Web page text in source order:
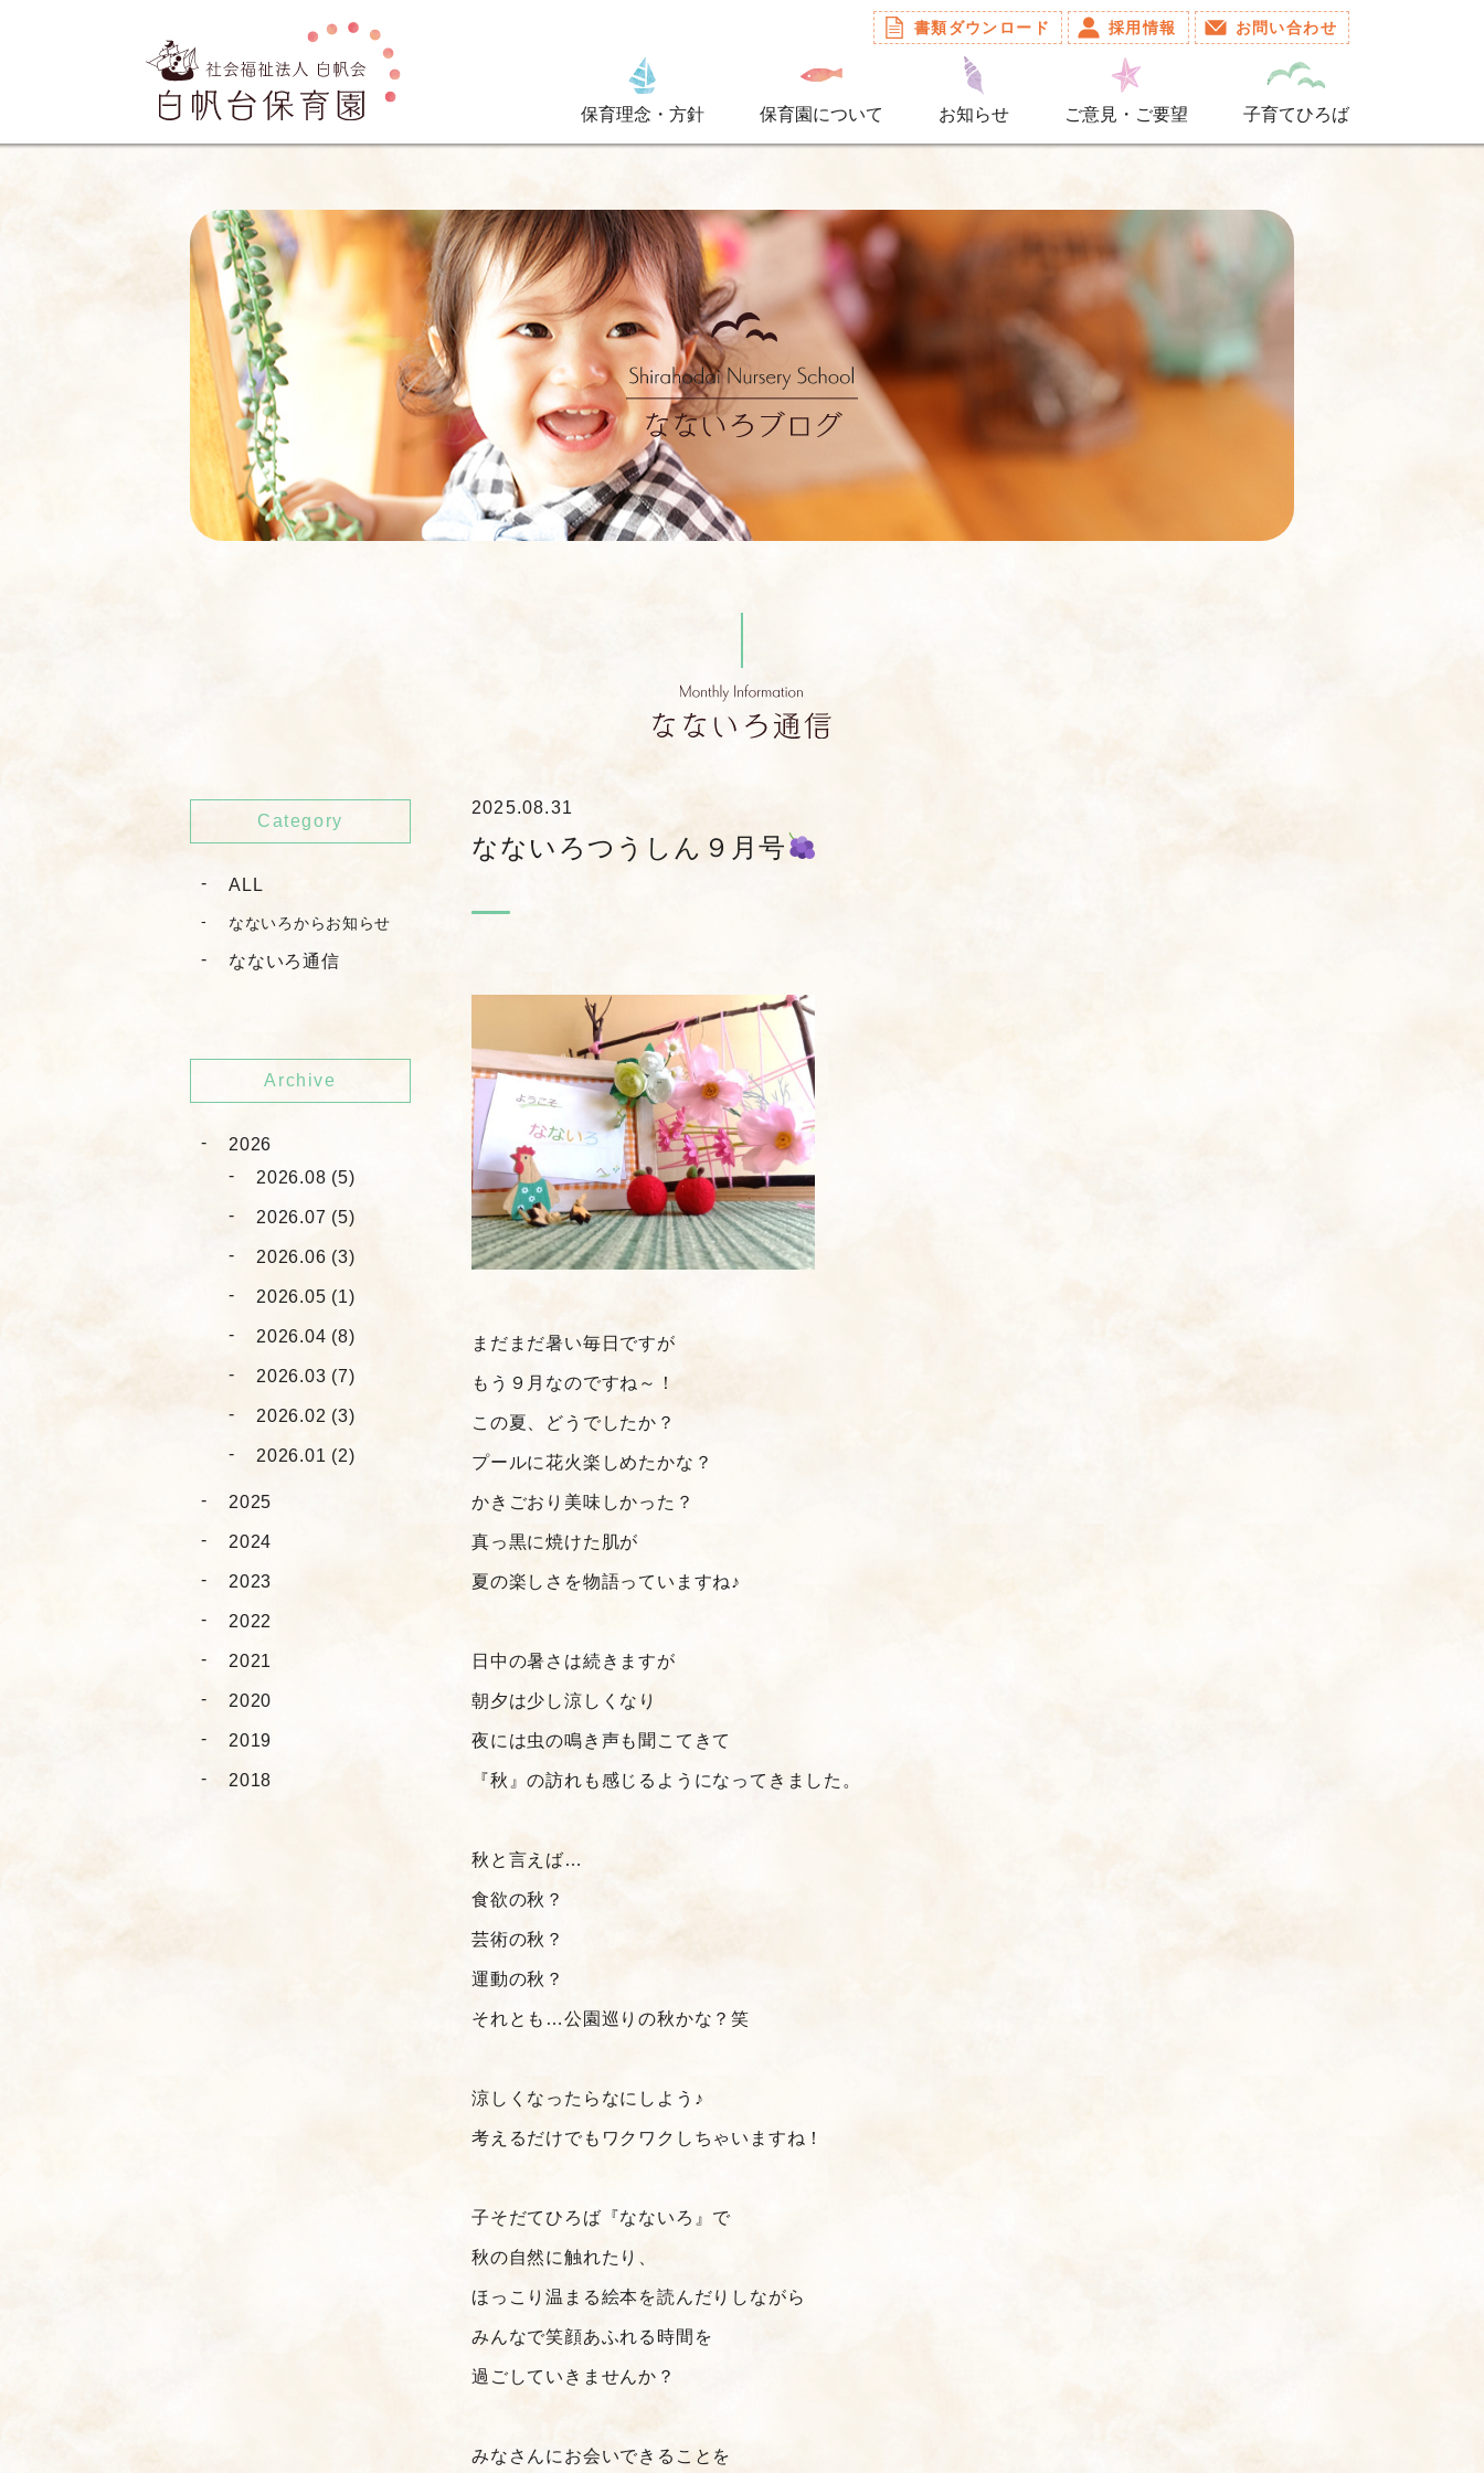
保育理念・方針 保育園について お知らせ ご意見・ご要望 子育てひろば
書類ダウンロード 採用情報 お問い合わせ
2025.08.31
なないろつうしん９月号
まだまだ暑い毎日ですが
もう９月なのですね～！
この夏、どうでしたか？
プールに花火楽しめたかな？
かきごおり美味しかった？
真っ黒に焼けた肌が
夏の楽しさを物語っていますね♪
日中の暑さは続きますが
朝夕は少し涼しくなり
夜には虫の鳴き声も聞こてきて
『秋』の訪れも感じるようになってきました。
秋と言えば…
食欲の秋？
芸術の秋？
運動の秋？
それとも…公園巡りの秋かな？笑
涼しくなったらなにしよう♪
考えるだけでもワクワクしちゃいますね！
子そだてひろば『なないろ』で
秋の自然に触れたり、
ほっこり温まる絵本を読んだりしながら
みんなで笑顔あふれる時間を
過ごしていきませんか？
みなさんにお会いできることを
Category
ALL
なないろからお知らせ
なないろ通信
Archive
2026
2026.08 (5)
2026.07 (5)
2026.06 (3)
2026.05 (1)
2026.04 (8)
2026.03 (7)
2026.02 (3)
2026.01 (2)
2025
2024
2023
2022
2021
2020
2019
2018